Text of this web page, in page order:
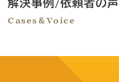
解決事例/依頼者の声
Cases＆Voice